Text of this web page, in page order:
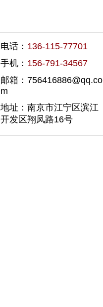
电话： 136-115-77701
手机： 156-791-34567
邮箱：756416886@qq.co
m
地址：南京市江宁区滨江
开发区翔凤路16号